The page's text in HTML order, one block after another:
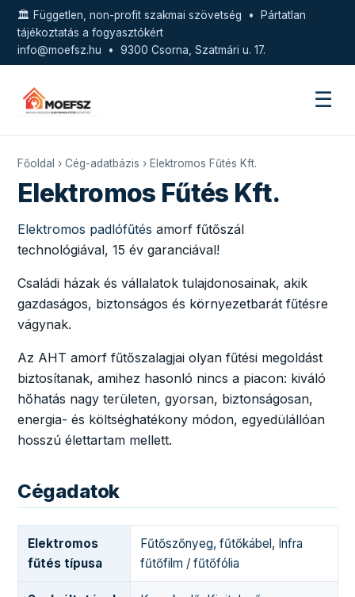
🏛️ Független, non-profit szakmai szövetség • Pártatlan
tájékoztatás a fogyasztókért
info@moefsz.hu • 9300 Csorna, Szatmári u. 17.
☰
Főoldal › Cég-adatbázis › Elektromos Fűtés Kft.
Elektromos Fűtés Kft.
Elektromos padlófűtés amorf fűtőszál
technológiával, 15 év garanciával!
Családi házak és vállalatok tulajdonosainak, akik
gazdaságos, biztonságos és környezetbarát fűtésre
vágynak.
Az AHT amorf fűtőszalagjai olyan fűtési megoldást
biztosítanak, amihez hasonló nincs a piacon: kiváló
hőhatás nagy területen, gyorsan, biztonságosan,
energia- és költséghatékony módon, egyedülállóan
hosszú élettartam mellett.
Cégadatok
Elektromos
fűtés típusa
Fűtőszőnyeg, fűtőkábel , Infra
fűtőfilm / fűtőfólia